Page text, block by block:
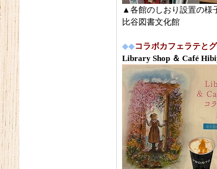
▲各館のしおり設置の様
比谷図書文化館
◆◆コラボカフェラテと
Library Shop ＆ Café